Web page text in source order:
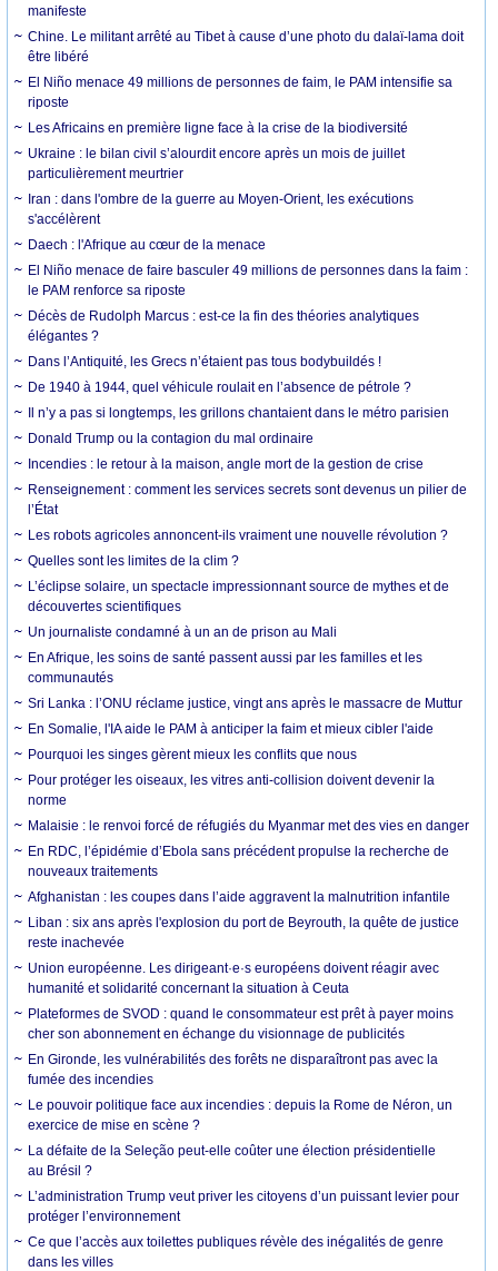
manifeste
Chine. Le militant arrêté au Tibet à cause d’une photo du dalaï-lama doit
être libéré
El Niño menace 49 millions de personnes de faim, le PAM intensifie sa
riposte
Les Africains en première ligne face à la crise de la biodiversité
Ukraine : le bilan civil s’alourdit encore après un mois de juillet
particulièrement meurtrier
Iran : dans l'ombre de la guerre au Moyen-Orient, les exécutions
s'accélèrent
Daech : l'Afrique au cœur de la menace
El Niño menace de faire basculer 49 millions de personnes dans la faim :
le PAM renforce sa riposte
Décès de Rudolph Marcus : est-ce la fin des théories analytiques
élégantes ?
Dans l’Antiquité, les Grecs n’étaient pas tous bodybuildés !
De 1940 à 1944, quel véhicule roulait en l’absence de pétrole ?
Il n’y a pas si longtemps, les grillons chantaient dans le métro parisien
Donald Trump ou la contagion du mal ordinaire
Incendies : le retour à la maison, angle mort de la gestion de crise
Renseignement : comment les services secrets sont devenus un pilier de
l’État
Les robots agricoles annoncent-ils vraiment une nouvelle révolution ?
Quelles sont les limites de la clim ?
L’éclipse solaire, un spectacle impressionnant source de mythes et de
découvertes scientifiques
Un journaliste condamné à un an de prison au Mali
En Afrique, les soins de santé passent aussi par les familles et les
communautés
Sri Lanka : l’ONU réclame justice, vingt ans après le massacre de Muttur
En Somalie, l'IA aide le PAM à anticiper la faim et mieux cibler l'aide
Pourquoi les singes gèrent mieux les conflits que nous
Pour protéger les oiseaux, les vitres anti-collision doivent devenir la
norme
Malaisie : le renvoi forcé de réfugiés du Myanmar met des vies en danger
En RDC, l’épidémie d’Ebola sans précédent propulse la recherche de
nouveaux traitements
Afghanistan : les coupes dans l’aide aggravent la malnutrition infantile
Liban : six ans après l'explosion du port de Beyrouth, la quête de justice
reste inachevée
Union européenne. Les dirigeant·e·s européens doivent réagir avec
humanité et solidarité concernant la situation à Ceuta
Plateformes de SVOD : quand le consommateur est prêt à payer moins
cher son abonnement en échange du visionnage de publicités
En Gironde, les vulnérabilités des forêts ne disparaîtront pas avec la
fumée des incendies
Le pouvoir politique face aux incendies : depuis la Rome de Néron, un
exercice de mise en scène ?
La défaite de la Seleção peut-elle coûter une élection présidentielle
au Brésil ?
L’administration Trump veut priver les citoyens d’un puissant levier pour
protéger l’environnement
Ce que l’accès aux toilettes publiques révèle des inégalités de genre
dans les villes